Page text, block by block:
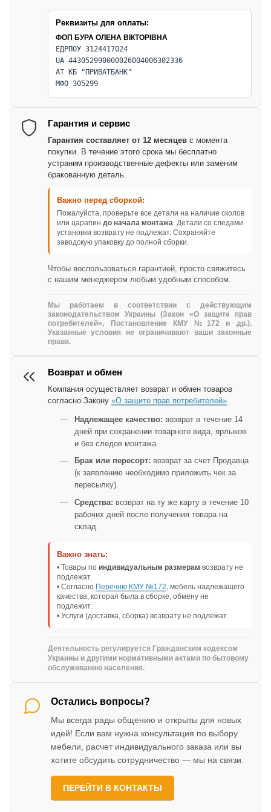
Реквизиты для оплаты:
ФОП БУРА ОЛЕНА ВІКТОРІВНА
ЕДРПОУ 3124417024
UA 443052990000026004006302336
АТ КБ "ПРИВАТБАНК"
МФО 305299
Гарантия и сервис
Гарантия составляет от 12 месяцев с момента
покупки. В течение этого срока мы бесплатно
устраним производственные дефекты или заменим
бракованную деталь.
Важно перед сборкой:
Пожалуйста, проверьте все детали на наличие сколов
или царапин до начала монтажа . Детали со следами
установки возврату не подлежат. Сохраняйте
заводскую упаковку до полной сборки.
Чтобы воспользоваться гарантией, просто свяжитесь
с нашим менеджером любым удобным способом.
Мы работаем в соответствии с действующим
законодательством Украины (Закон «О защите прав
потребителей», Постановление КМУ №172 и др.).
Указанные условия не ограничивают ваши законные
права.
Возврат и обмен
Компания осуществляет возврат и обмен товаров
согласно Закону «О защите прав потребителей»
Надлежащее качество: возврат в течение 14
дней при сохранении товарного вида, ярлыков
и без следов монтажа.
Брак или пересорт: возврат за счет Продавца
(к заявлению необходимо приложить чек за
пересылку).
Средства: возврат на ту же карту в течение 10
рабочих дней после получения товара на
склад.
Важно знать:
• Товары по индивидуальным размерам возврату не
подлежат.
• Согласно Перечню КМУ №172 , мебель надлежащего
качества, которая была в сборке, обмену не
подлежит.
• Услуги (доставка, сборка) возврату не подлежат.
Деятельность регулируется Гражданским кодексом
Украины и другими нормативными актами по бытовому
обслуживанию населения.
Остались вопросы?
Мы всегда рады общению и открыты для новых
идей! Если вам нужна консультация по выбору
мебели, расчет индивидуального заказа или вы
хотите обсудить сотрудничество — мы на связи.
ПЕРЕЙТИ В КОНТАКТЫ